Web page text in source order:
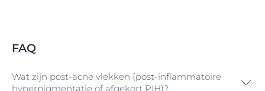
FAQ
Wat zijn post-acne vlekken (post-inflammatoire
hyperpigmentatie of afgekort PIH)?